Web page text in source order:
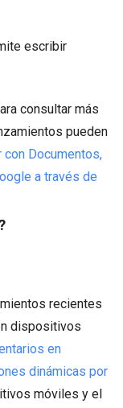
escribir
consultar más
pueden
Documentos,
a través de
recientes
dispositivos
en
dinámicas por
móviles y el